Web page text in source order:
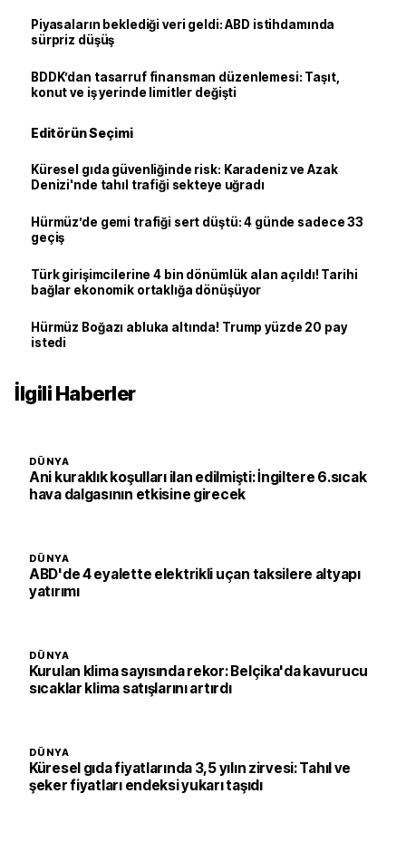
Piyasaların beklediği veri geldi: ABD istihdamında
sürpriz düşüş
BDDK’dan tasarruf finansman düzenlemesi: Taşıt,
konut ve iş yerinde limitler değişti
Editörün Seçimi
Küresel gıda güvenliğinde risk: Karadeniz ve Azak
Denizi'nde tahıl trafiği sekteye uğradı
Hürmüz’de gemi trafiği sert düştü: 4 günde sadece 33
geçiş
Türk girişimcilerine 4 bin dönümlük alan açıldı! Tarihi
bağlar ekonomik ortaklığa dönüşüyor
Hürmüz Boğazı abluka altında! Trump yüzde 20 pay
istedi
İlgili Haberler
DÜNYA
Ani kuraklık koşulları ilan edilmişti: İngiltere 6.sıcak
hava dalgasının etkisine girecek
DÜNYA
ABD'de 4 eyalette elektrikli uçan taksilere altyapı
yatırımı
DÜNYA
Kurulan klima sayısında rekor: Belçika'da kavurucu
sıcaklar klima satışlarını artırdı
DÜNYA
Küresel gıda fiyatlarında 3,5 yılın zirvesi: Tahıl ve
şeker fiyatları endeksi yukarı taşıdı